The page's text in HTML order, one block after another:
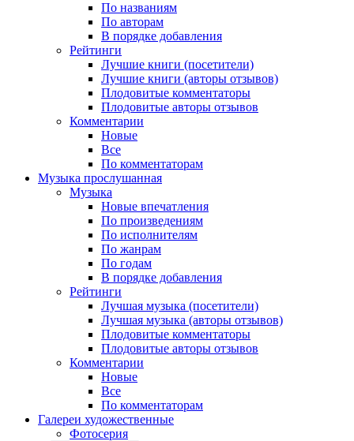
По названиям
По авторам
В порядке добавления
Рейтинги
Лучшие книги (посетители)
Лучшие книги (авторы отзывов)
Плодовитые комментаторы
Плодовитые авторы отзывов
Комментарии
Новые
Все
По комментаторам
Музыка прослушанная
Музыка
Новые впечатления
По произведениям
По исполнителям
По жанрам
По годам
В порядке добавления
Рейтинги
Лучшая музыка (посетители)
Лучшая музыка (авторы отзывов)
Плодовитые комментаторы
Плодовитые авторы отзывов
Комментарии
Новые
Все
По комментаторам
Галереи художественные
Фотосерия